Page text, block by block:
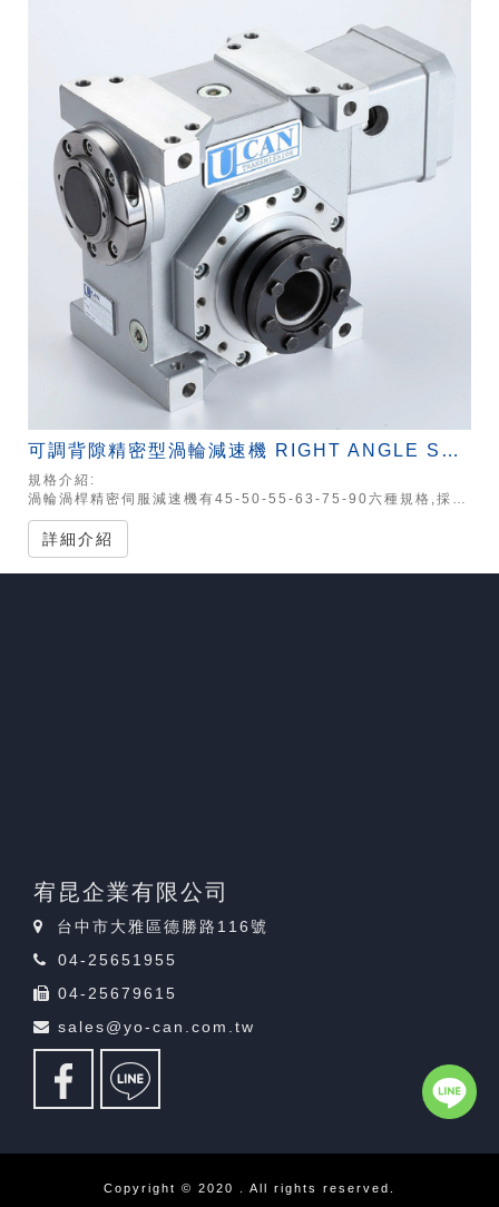
可調背隙精密型渦輪減速機 RIGHT ANGLE SERVO GEARHEADS
規格介紹:
渦輪渦桿精密伺服減速機有45-50-55-63-75-90六種規格,採用雙導程渦桿傳動,渦桿的左右齒面使用不同的導程角,引起齒後的漸變,這樣就可以移動渦桿調嚙合間隙 精密度1~4弧分
詳細介紹
宥昆企業有限公司
台中市大雅區德勝路116號
04-25651955
04-25679615
sales@yo-can.com.tw
Copyright © 2020 . All rights reserved.